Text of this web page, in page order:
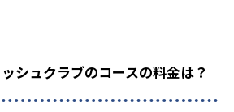
シュクラブのコースの料金は？